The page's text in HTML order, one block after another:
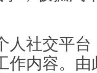
人社交平
作内容。